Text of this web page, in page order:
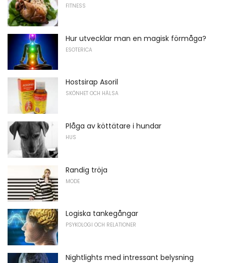
FITNESS
Hur utvecklar man en magisk förmåga?
ESOTERICA
Hostsirap Asoril
SKÖNHET OCH HÄLSA
Plåga av köttätare i hundar
HUS
Randig tröja
MODE
Logiska tankegångar
PSYKOLOGI OCH RELATIONER
Nightlights med intressant belysning